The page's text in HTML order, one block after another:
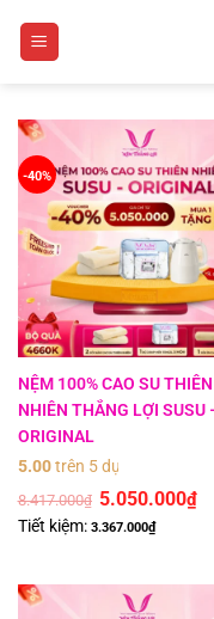
-40%
NỆM 100% CAO SU THIÊN
NHIÊN THẮNG LỢI SUSU
ORIGINAL
5.00trên 5 dựa trên
8.417.000₫ 5.050.000₫
Tiết kiệm: 3.367.000₫